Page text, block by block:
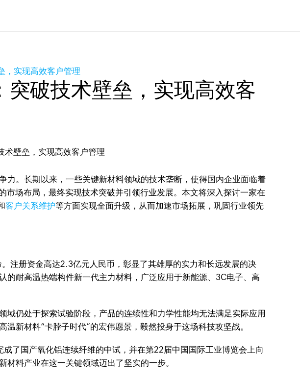
，实现高效客户管理
破技术壁垒，实现高效客
。长期以来，一些关键新材料领域的技术垄断，使得国内企业面临着
场布局，最终实现技术突破并引领行业发展。本文将深入探讨一家在
客户关系维护等方面实现全面升级，从而加速市场拓展，巩固行业领先
注册资金高达2.3亿元人民币，彰显了其雄厚的实力和长远发展的决
耐高温热端构件新一代主力材料，广泛应用于新能源、3C电子、高
仍处于探索试验阶段，产品的连续性和力学性能均无法满足实际应用
新材料“卡脖子时代”的宏伟愿景，毅然投身于这场科技攻坚战。
了国产氧化铝连续纤维的中试，并在第22届中国国际工业博览会上向
料产业在这一关键领域迈出了坚实的一步。